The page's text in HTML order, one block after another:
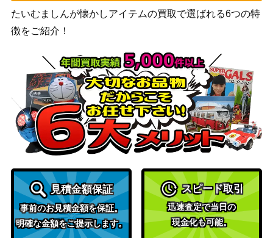
F]《日》
ミナリア）
sh Norn, Mother of Machines 415 ボ
ーダーレス [ONE-BF] 《日》
クシア：完
全なる統
一）
木の実拾い/Nut Collector[ODY] 《日》
（オデッセ
イ）
250
E]《日》
（エルドレ
インの森）
闇の領域のリリアナ/Liliana of the Dar
k Realms[M14]《日》
（基本セッ
400
たいむましんが懐かしアイテムの買取で選ばれる6つの特
徴をご紹介！
見積金額保証
事前のお見積金額を保証。
明確な金額をご提示します。
スピード取引
迅速査定で当日の
現金化も可能。